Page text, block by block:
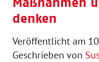
denken
Veröffentlicht am
Geschrieben von